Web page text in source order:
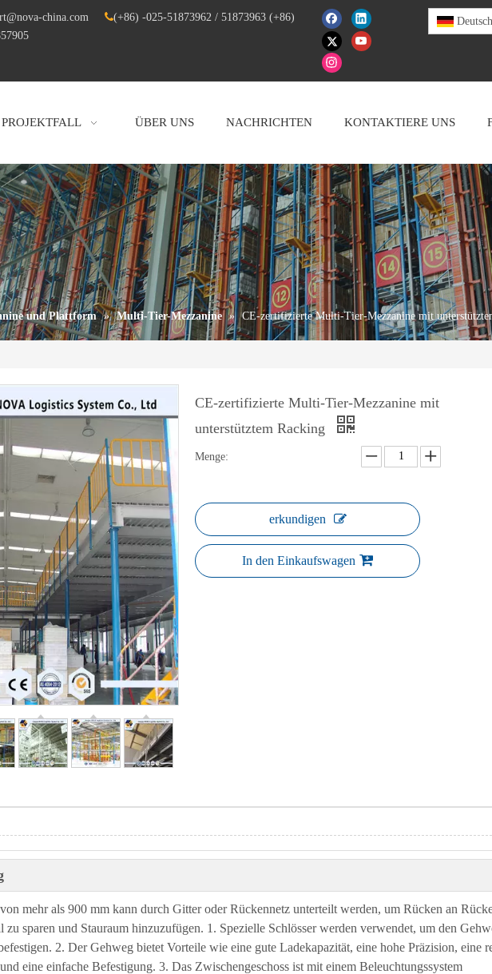
china.com (+86) -025-51873962 / 51873963 (+86)
Deutsch
PROJEKTFALL ÜBER UNS NACHRICHTEN KONTAKTIERE UNS
und Plattform » Multi-Tier-Mezzanine » CE-zertifizierte Multi-Tier-Mezzanine mit
CE-zertifizierte Multi-Tier-Mezzanine mit
unterstütztem Racking
Menge:
erkundigen
In den Einkaufswagen
mehr als 900 mm kann durch Gitter oder Rückennetz unterteilt werden, um Rücken an
zu sparen und Stauraum hinzuzufügen. 1. Spezielle Schlösser werden verwendet, um den
2. Der Gehweg bietet Vorteile wie eine gute Ladekapazität, eine hohe Präzision, eine
eine einfache Befestigung. 3. Das Zwischengeschoss ist mit einem Beleuchtungssystem